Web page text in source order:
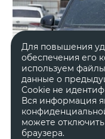
Для повышения
обеспечения его
используем
данные о
Cookie не
Вся информация
можете
браузера.